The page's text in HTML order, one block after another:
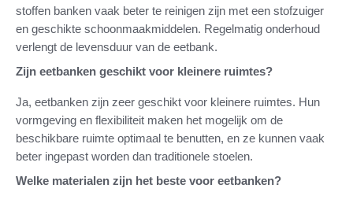
stoffen banken vaak beter te reinigen zijn met een stofzuiger
en geschikte schoonmaakmiddelen. Regelmatig onderhoud
verlengt de levensduur van de eetbank.
Zijn eetbanken geschikt voor kleinere ruimtes?
Ja, eetbanken zijn zeer geschikt voor kleinere ruimtes. Hun
vormgeving en flexibiliteit maken het mogelijk om de
beschikbare ruimte optimaal te benutten, en ze kunnen vaak
beter ingepast worden dan traditionele stoelen.
Welke materialen zijn het beste voor eetbanken?